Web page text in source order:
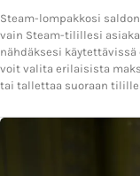
Steam-lompakkosi
vain Steam-tilillesi
nähdäksesi käytettävissä
voit valita erilaisista
tai tallettaa suoraan